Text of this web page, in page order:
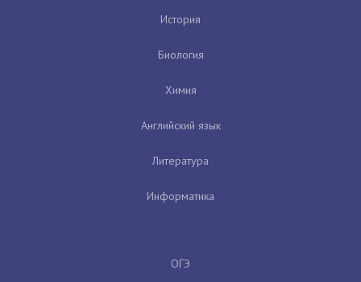
История
Биология
Химия
Английский язык
Литература
Информатика
ОГЭ